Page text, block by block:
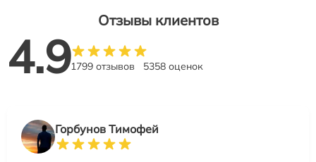
Отзывы клиентов
4.91799 отзывов 5358 оценок
Горбунов Тимофей